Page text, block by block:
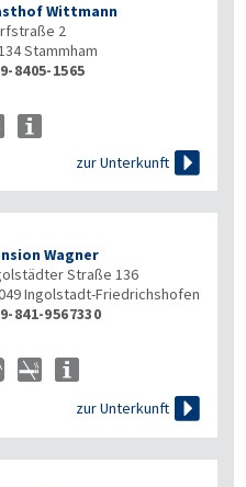
Wittmann
2
Stammham
8405-1565
zur Unterkunft 
Wagner
Straße 136
Ingolstadt-Friedrichshofen
841-9567330
zur Unterkunft 